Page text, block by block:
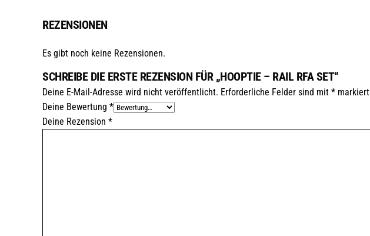
REZENSIONEN
Es gibt noch keine Rezensionen.
SCHREIBE DIE ERSTE REZENSION FÜR „HOOPTIE – RAIL RFA SET“
Deine E-Mail-Adresse wird nicht veröffentlicht. Erforderliche Felder sind mit * markiert
Deine Bewertung *
Deine Rezension *